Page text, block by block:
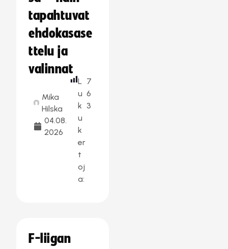
tapahtuvat
ehdokasase
ttelu ja
valinnat
Mika
Hilska
04.08.
2026
L
u
k
u
k
er
t
oj
a:
7
6
3
F-liigan